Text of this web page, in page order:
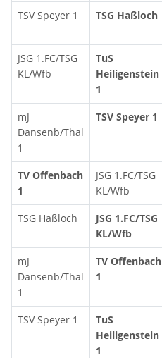
TSV Speyer 1 TSG Haßloch
JSG 1.FC/TSG
KL/Wfb
TuS
Heiligenstein
1
mJ
Dansenb/Thal
1
TSV Speyer 1
TV Offenbach
1
JSG 1.FC/TSG
KL/Wfb
TSG Haßloch
JSG 1.FC/TSG
KL/Wfb
mJ
Dansenb/Thal
1
TV Offenbach
1
TSV Speyer 1
TuS
Heiligenstein
1